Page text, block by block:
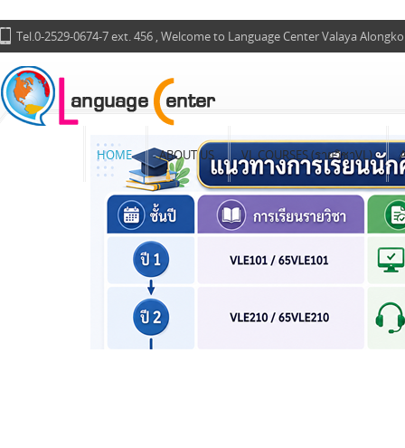
Tel.0-2529-0674-7 ext. 456 , Welcome to Language Center Valaya
HOME ABOUT US VL COURSES (รายวิชาVL)